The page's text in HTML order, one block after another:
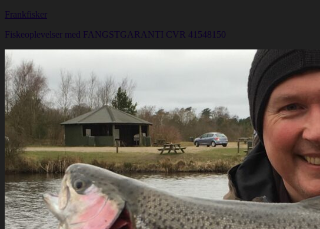
Frankfisker
Fiskeoplevelser med FANGSTGARANTI CVR 41548150